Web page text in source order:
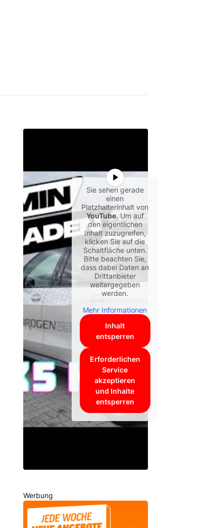
Sie sehen gerade
einen
Platzhalterinhalt von
YouTube. Um auf
den eigentlichen
Inhalt zuzugreifen,
klicken Sie auf die
Schaltfläche unten.
Bitte beachten Sie,
dass dabei Daten an
Drittanbieter
weitergegeben
werden.
Mehr Informationen
Inhalt
entsperren
Erforderlichen
Service
akzeptieren
und Inhalte
entsperren
Werbung